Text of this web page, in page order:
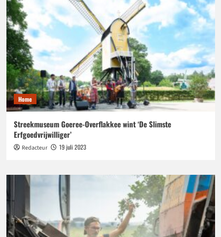
Home
Streekmuseum Goeree-Overflakkee wint ‘De Slimste
Erfgoedvrijwilliger’
Redacteur 19 juli 2023